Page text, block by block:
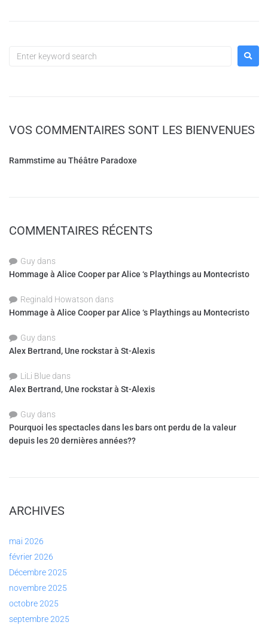
VOS COMMENTAIRES SONT LES BIENVENUES
Rammstime au Théâtre Paradoxe
COMMENTAIRES RÉCENTS
Guy dans
Hommage à Alice Cooper par Alice ‘s Playthings au Montecristo
Reginald Howatson dans
Hommage à Alice Cooper par Alice ‘s Playthings au Montecristo
Guy dans
Alex Bertrand, Une rockstar à St-Alexis
LiLi Blue dans
Alex Bertrand, Une rockstar à St-Alexis
Guy dans
Pourquoi les spectacles dans les bars ont perdu de la valeur
depuis les 20 dernières années??
ARCHIVES
mai 2026
février 2026
Décembre 2025
novembre 2025
octobre 2025
septembre 2025